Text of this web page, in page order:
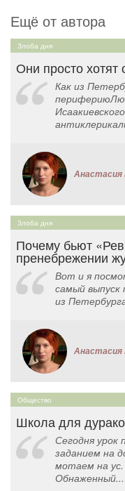
Ещё от автора
Злоба дня
Они просто
Как из
Анастасия
Злоба дня
Почему бьют
пренебрежении
Вот и я
самый выпуск
из
Анастасия
Общество
Школа для
Сегодня
заданием на
мотаем на
Обнаженный...